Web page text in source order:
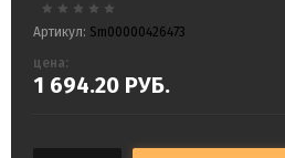
Артикул: Sm00000426473
цена:
1 694.20 РУБ.